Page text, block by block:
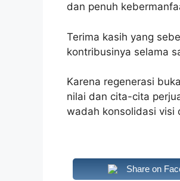
dan penuh
Terima kasih yang
kontribusinya selama
Karena regenerasi
nilai dan cita-cita
wadah konsolidasi visi
Share on